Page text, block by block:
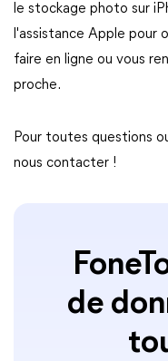
le stockage photo sur
l'assistance Apple pour
faire en ligne ou vous
proche.
Pour toutes questions
nous contacter !
de